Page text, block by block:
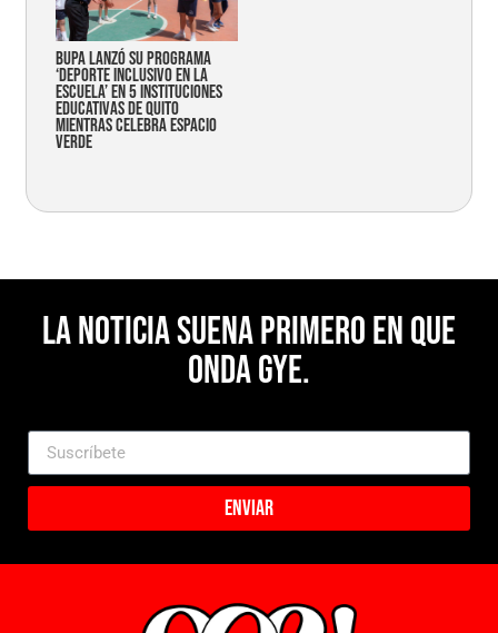
Bupa lanzó su programa
‘Deporte Inclusivo en la
Escuela’ en 5 instituciones
educativas de Quito
mientras celebra espacio
verde
La noticia suena primero en Que
Onda Gye.
Enviar